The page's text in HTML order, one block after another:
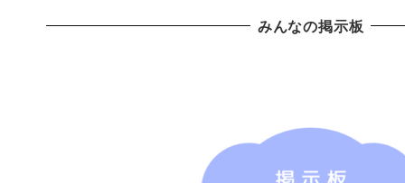
みんなの掲示板